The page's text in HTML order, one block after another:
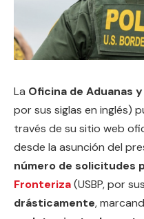
La Oficina de Aduanas
por sus siglas en inglés)
través de su sitio web
desde la asunción del
número de solicitudes
Fronteriza(USBP, por
drásticamente,